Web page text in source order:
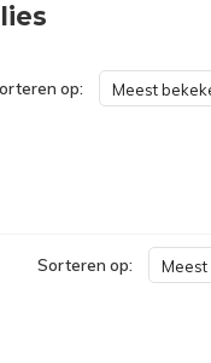
op: Meest
Sorteren op: Meest